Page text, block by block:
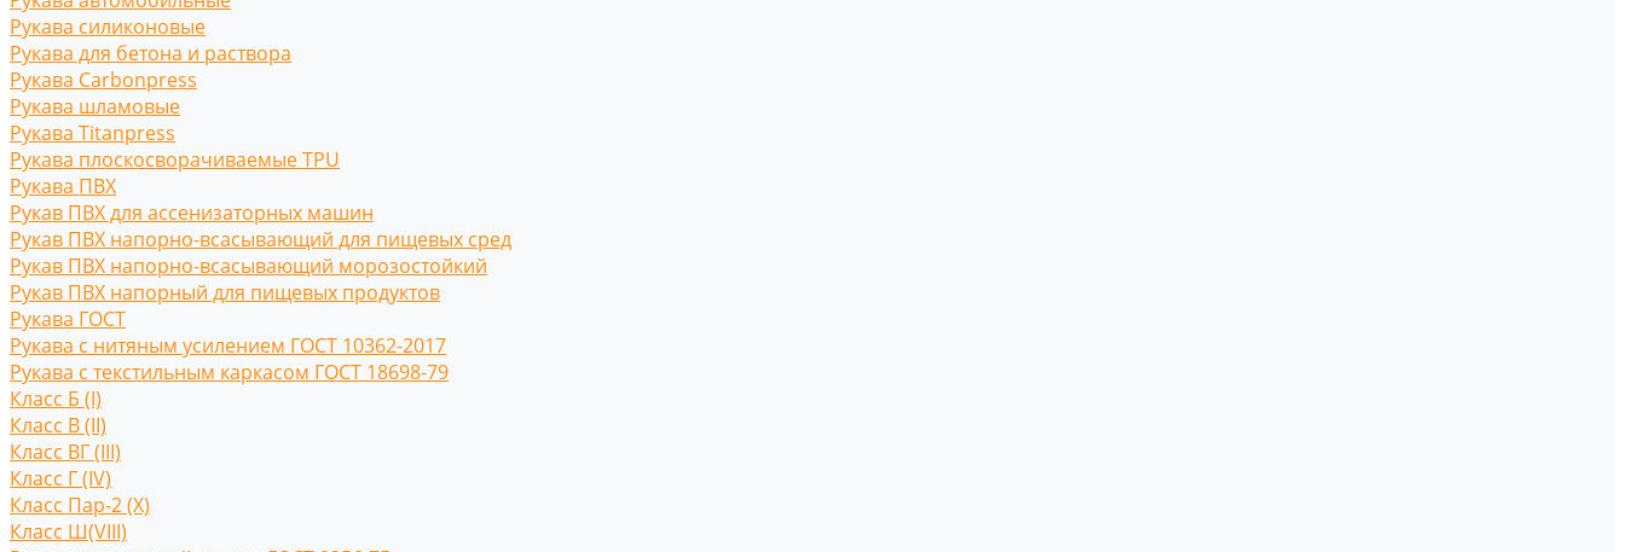
Рукава силиконовые
Рукава для бетона и раствора
Рукава Carbonpress
Рукава шламовые
Рукава Titanpress
Рукава плоскосворачиваемые TPU
Рукава ПВХ
Рукав ПВХ для ассенизаторных машин
Рукав ПВХ напорно-всасывающий для пищевых сред
Рукав ПВХ напорно-всасывающий морозостойкий
Рукав ПВХ напорный для пищевых продуктов
Рукава ГОСТ
Рукава с нитяным усилением ГОСТ 10362-2017
Рукава с текстильным каркасом ГОСТ 18698-79
Класс Б (I)
Класс В (II)
Класс ВГ (III)
Класс Г (IV)
Класс Пар-2 (X)
Класс Ш(VIII)